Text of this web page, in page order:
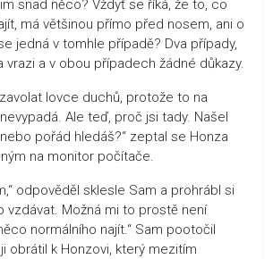
snad něco? Vždyť se říká, že to, co
má většinou přímo před nosem, ani o
jedná v tomhle případě? Dva případy,
vrazi a v obou případech žádné důkazy.
lovce duchů, protože to na
Ale teď, proč jsi tady. Našel
pořád hledáš?“ zeptal se Honza
na monitor počítače.
odpověděl sklesle Sam a prohrábl si
vzdávat. Možná mi to prostě není
normálního najít.“ Sam pootočil
obrátil k Honzovi, který mezitím